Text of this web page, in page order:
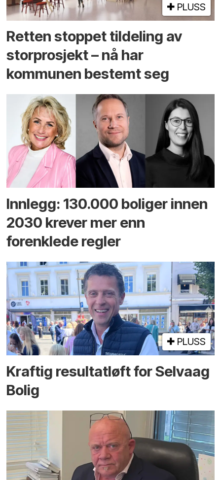
PLUSS
Retten stoppet tildeling av
storprosjekt – nå har
kommunen bestemt seg
Innlegg: 130.000 boliger innen
2030 krever mer enn
forenklede regler
PLUSS
Kraftig resultatløft for Selvaag
Bolig